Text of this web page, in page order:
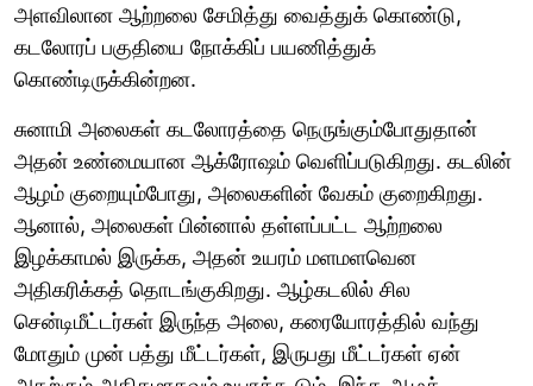
அளவிலான ஆற்றலை சேமித்து வைத்துக் கொண்டு,
கடலோரப் பகுதியை நோக்கிப் பயணித்துக்
கொண்டிருக்கின்றன.
சுனாமி அலைகள் கடலோரத்தை நெருங்கும்போதுதான்
அதன் உண்மையான ஆக்ரோஷம் வெளிப்படுகிறது. கடலின்
ஆழம் குறையும்போது, அலைகளின் வேகம் குறைகிறது.
ஆனால், அலைகள் பின்னால் தள்ளப்பட்ட ஆற்றலை
இழக்காமல் இருக்க, அதன் உயரம் மளமளவென
அதிகரிக்கத் தொடங்குகிறது. ஆழ்கடலில் சில
சென்டிமீட்டர்கள் இருந்த அலை, கரையோரத்தில் வந்து
மோதும் முன் பத்து மீட்டர்கள், இருபது மீட்டர்கள் ஏன்